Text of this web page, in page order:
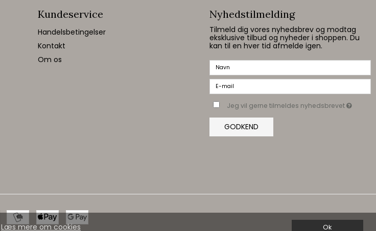
Læs mere om cookies Ok
Kundeservice
Handelsbetingelser
Kontakt
Om os
Nyhedstilmelding
Tilmeld dig vores nyhedsbrev og modtag
eksklusive tilbud og nyheder i shoppen. Du
kan til en hver tid afmelde igen.
Jeg vil gerne tilmeldes nyhedsbrevet
GODKEND